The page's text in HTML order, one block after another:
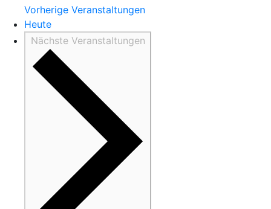
Vorherige Veranstaltungen
Heute
Nächste Veranstaltungen